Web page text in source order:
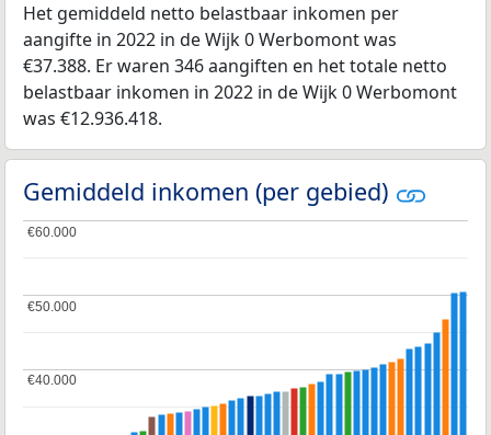
Het gemiddeld netto belastbaar inkomen per
aangifte in 2022 in de Wijk 0 Werbomont was
€37.388. Er waren 346 aangiften en het totale netto
belastbaar inkomen in 2022 in de Wijk 0 Werbomont
was €12.936.418.
Gemiddeld inkomen (per gebied)
€40.000
€40.000
€50.000
€50.000
€60.000
€60.000